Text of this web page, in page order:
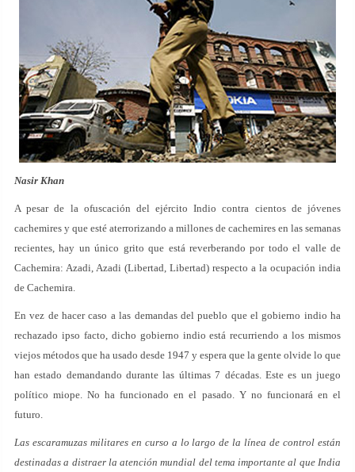
Nasir Khan
A pesar de la ofuscación del ejército Indio contra cientos de jóvenes
cachemires y que esté aterrorizando a millones de cachemires en las semanas
recientes, hay un único grito que está reverberando por todo el valle de
Cachemira: Azadi, Azadi (Libertad, Libertad) respecto a la ocupación india
de Cachemira.
En vez de hacer caso a las demandas del pueblo que el gobierno indio ha
rechazado ipso facto, dicho gobierno indio está recurriendo a los mismos
viejos métodos que ha usado desde 1947 y espera que la gente olvide lo que
han estado demandando durante las últimas 7 décadas. Este es un juego
político miope. No ha funcionado en el pasado. Y no funcionará en el
futuro.
Las escaramuzas militares en curso a lo largo de la línea de control están
destinadas a distraer la atención mundial del tema importante al que India